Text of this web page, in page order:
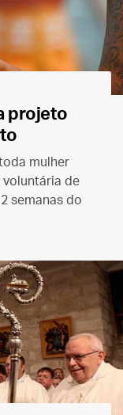
projeto
mulher
de
semanas do